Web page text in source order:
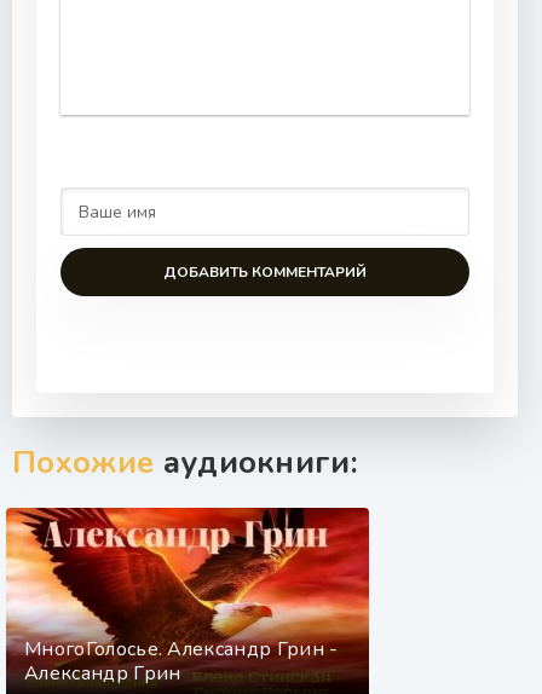
ДОБАВИТЬ КОММЕНТАРИЙ
Похожие аудиокниги:
МногоГолосье. Александр Грин -
Александр Грин